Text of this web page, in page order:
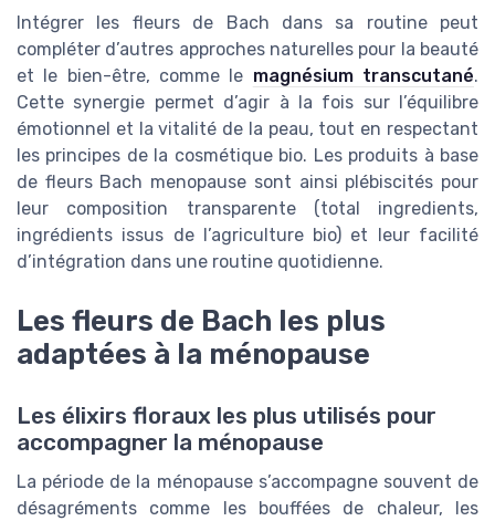
Intégrer les fleurs de Bach dans sa routine peut
compléter d’autres approches naturelles pour la beauté
et le bien-être, comme le magnésium transcutané.
Cette synergie permet d’agir à la fois sur l’équilibre
émotionnel et la vitalité de la peau, tout en respectant
les principes de la cosmétique bio. Les produits à base
de fleurs Bach menopause sont ainsi plébiscités pour
leur composition transparente (total ingredients,
ingrédients issus de l’agriculture bio) et leur facilité
d’intégration dans une routine quotidienne.
Les fleurs de Bach les plus
adaptées à la ménopause
Les élixirs floraux les plus utilisés pour
accompagner la ménopause
La période de la ménopause s’accompagne souvent de
désagréments comme les bouffées de chaleur, les